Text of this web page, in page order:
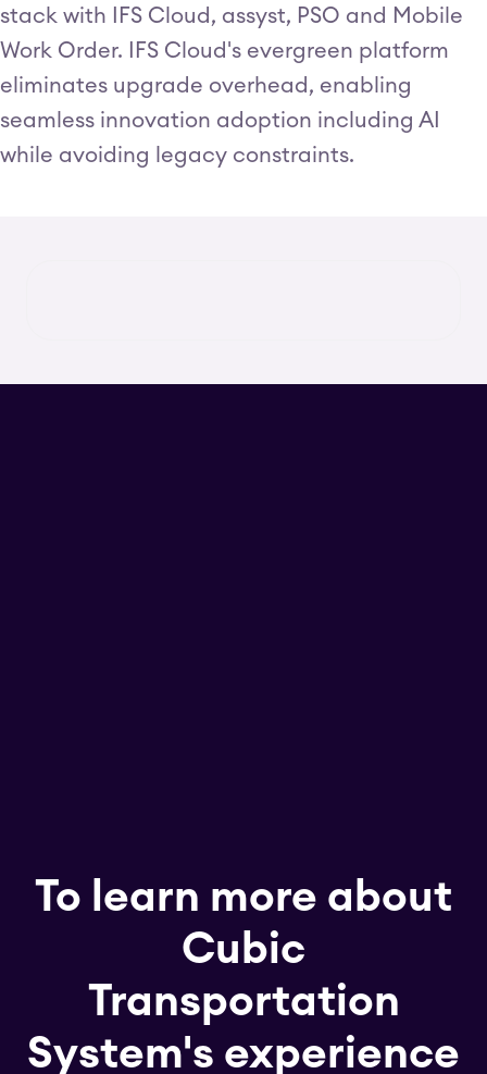
stack with IFS Cloud, assyst, PSO and Mobile
Work Order. IFS Cloud's evergreen platform
eliminates upgrade overhead, enabling
seamless innovation adoption including AI
while avoiding legacy constraints.
To learn more about
Cubic
Transportation
System's experience